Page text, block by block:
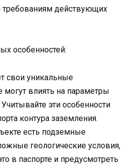
требованиям действующих
особенностей:
свои уникальные
могут влиять на параметры
эти особенности
контура заземления.
есть подземные
геологические условия,
в паспорте и предусмотреть